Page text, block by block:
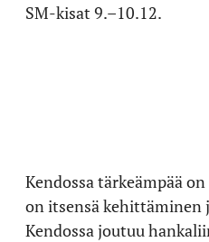
SM-kisat 9.–10.12.
Kendossa tärkeämpää
on itsensä kehittäminen
Kendossa joutuu